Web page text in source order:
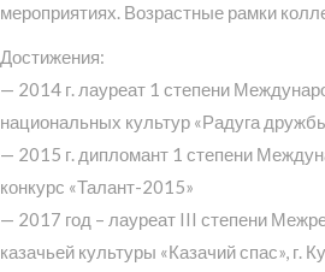
мероприятиях. Возрастные рамки
Достижения:
— 2014 г. лауреат 1 степени
национальных культур «Радуга
— 2015 г. дипломант 1 степени
конкурс «Талант-2015»
— 2017 год – лауреат III степени
казачьей культуры «Казачий спас», г.